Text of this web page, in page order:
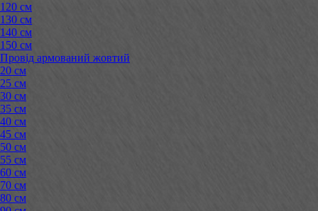
120 см
130 см
140 см
150 см
Провід армований жовтий
20 см
25 см
30 см
35 см
40 см
45 см
50 см
55 см
60 см
70 см
80 см